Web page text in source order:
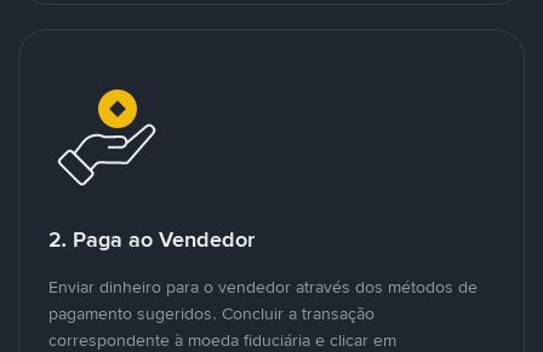
2. Paga ao Vendedor
Enviar dinheiro para o vendedor através dos métodos de
pagamento sugeridos. Concluir a transação
correspondente à moeda fiduciária e clicar em